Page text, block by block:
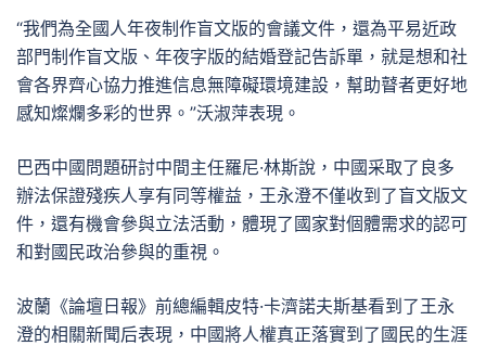
“我們為全國人年夜制作盲文版的會議文件，還為平易近政
部門制作盲文版、年夜字版的結婚登記告訴單，就是想和社
會各界齊心協力推進信息無障礙環境建設，幫助瞽者更好地
感知燦爛多彩的世界。”沃淑萍表現。
巴西中國問題研討中間主任羅尼·林斯說，中國采取了良多
辦法保證殘疾人享有同等權益，王永澄不僅收到了盲文版文
件，還有機會參與立法活動，體現了國家對個體需求的認可
和對國民政治參與的重視。
波蘭《論壇日報》前總編輯皮特·卡濟諾夫斯基看到了王永
澄的相關新聞后表現，中國將人權真正落實到了國民的生涯